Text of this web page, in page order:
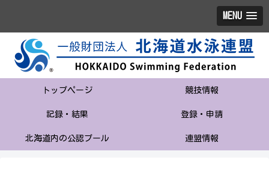
MENU
トップページ 競技情報
記録・結果 登録・申請
北海道内の公認プール 連盟情報